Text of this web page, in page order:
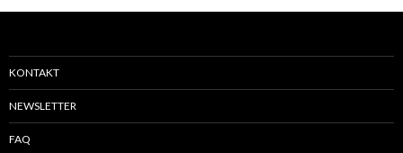
KONTAKT
NEWSLETTER
FAQ